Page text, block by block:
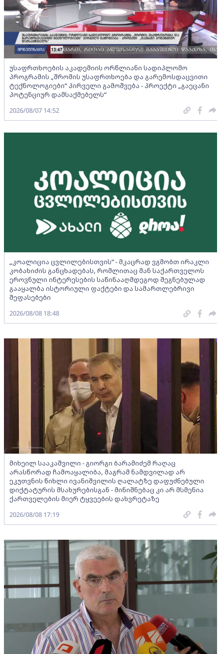
უსაფრთხოების აკადემიის ორწლიანი სადიპლომო
პროგრამის „შრომის უსაფრთხოება და გარემოსდაცვითი
ტექნოლოგიები“ პირველი გამოშვება - პროექტი „გაეცანი
პოტენციურ დამსაქმებელს“
2026/08/07 14:52
„კოალიცია ცვლილებისთვის“ - მკაცრად ვგმობთ ირაკლი
კობახიძის განცხადებას, რომლითაც მან საქართველოს
ეროვნული ინტერესების საწინააღმდეგოდ შეგნებულად
გააყალბა ისტორიული ფაქტები და სამართლებრივი
შეფასებები
2026/08/08 18:48
მიხეილ სააკაშვილი - გიორგი ბარამიძემ რაღაც
არასწორად ჩამოაყალიბა, მაგრამ ნამდვილად არ
ეკუთვნის წიხლი ივანიშვილის ღალატზე დაფუძნებული
დიქტატურის მსახურებისგან - მინიშნებაც კი არ მსმენია
ქართველების მიერ ტყვეების დახვრეტაზე
2026/08/08 17:19